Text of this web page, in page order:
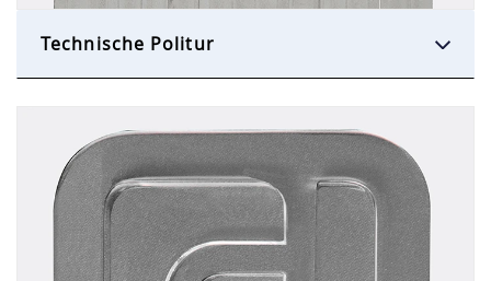
Technische Politur